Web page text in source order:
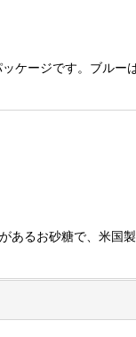
ケージです。ブル
るお砂糖で、米